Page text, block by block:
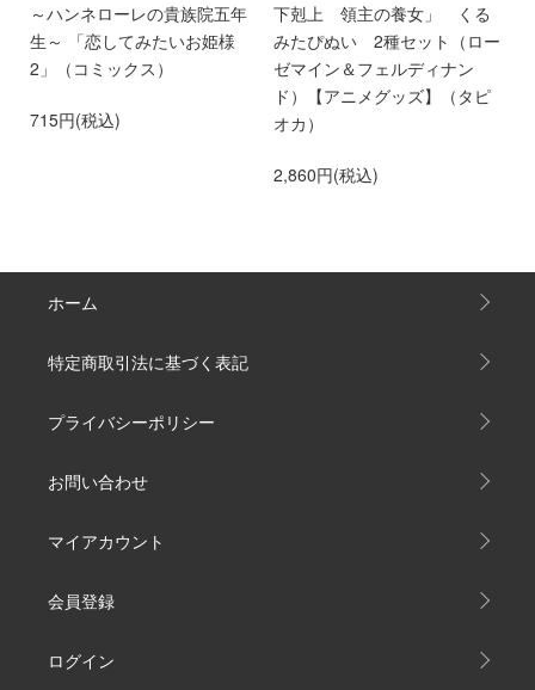
～ハンネローレの貴族院五年
生～ 「恋してみたいお姫様
2」（コミックス）
715円(税込)
下剋上 領主の養女」 くる
みたぴぬい 2種セット（ロー
ゼマイン＆フェルディナン
ド）【アニメグッズ】（タピ
オカ）
2,860円(税込)
ホーム
特定商取引法に基づく表記
プライバシーポリシー
お問い合わせ
マイアカウント
会員登録
ログイン